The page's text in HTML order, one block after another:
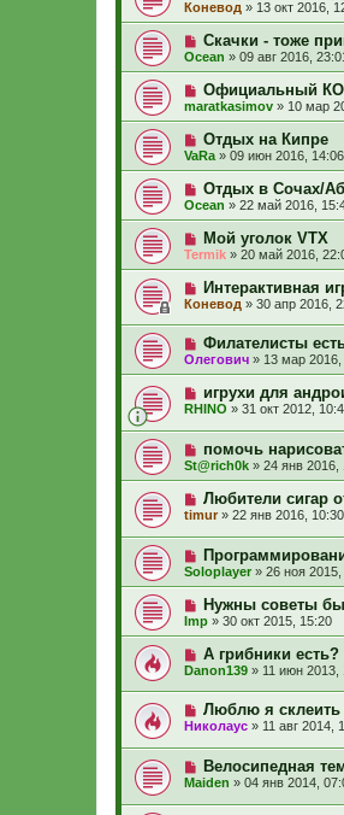
Коневод » 13 окт 2016,
Скачки - тоже
Ocean » 09 авг 2016,
Официальный
maratkasimov » 10 мар
Отдых на Кипре
VaRa » 09 июн 2016, 14:06
Отдых в Сочах/
Ocean » 22 май 2016,
Мой уголок VTX
Termik » 20 май 2016,
Интерактивная
Коневод » 30 апр 2016,
Филателисты
Олегович » 13 мар 2016,
игрухи для
RHINO » 31 окт 2012,
помочь
St@rich0k » 24 янв 2016,
Любители сигар
timur» 22 янв 2016, 10:30
Soloplayer » 26 ноя
Нужны советы
Imp » 30 окт 2015, 15:20
А грибники есть?
Danon139 » 11 июн 2013,
Люблю я склеить
Николаус » 11 авг 2014,
Велосипедная
Maiden » 04 янв 2014,